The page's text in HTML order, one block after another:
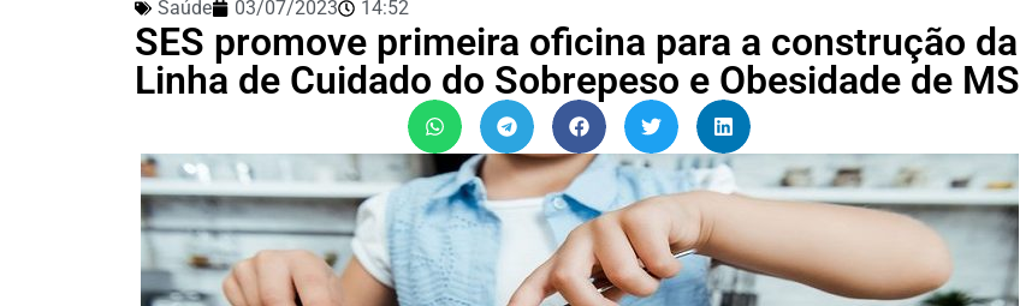
Saúde 03/07/2023 14:52
SES promove primeira oficina para a construção da
Linha de Cuidado do Sobrepeso e Obesidade de MS